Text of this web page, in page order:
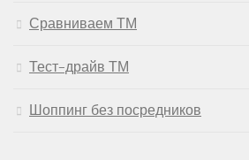
Сравниваем ТМ
Тест-драйв ТМ
Шоппинг без посредников